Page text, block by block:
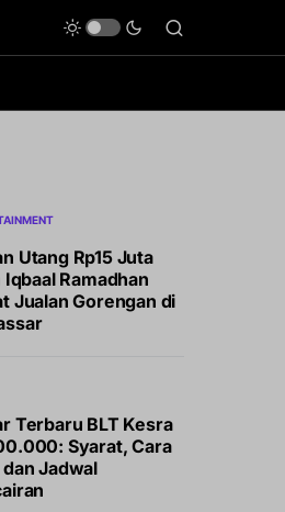
Utang Rp15 Juta
Iqbaal Ramadhan
Jualan Gorengan di
Terbaru BLT Kesra
Syarat, Cara
Jadwal